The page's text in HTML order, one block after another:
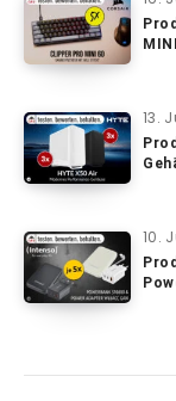
13.
10.